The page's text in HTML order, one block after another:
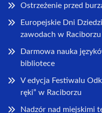
Ostrzeżenie przed
Europejskie Dni
zawodach w Raciborzu
Darmowa nauka
bibliotece
V edycja Festiwalu
ręki” w Raciborzu
Nadzór nad miejskimi